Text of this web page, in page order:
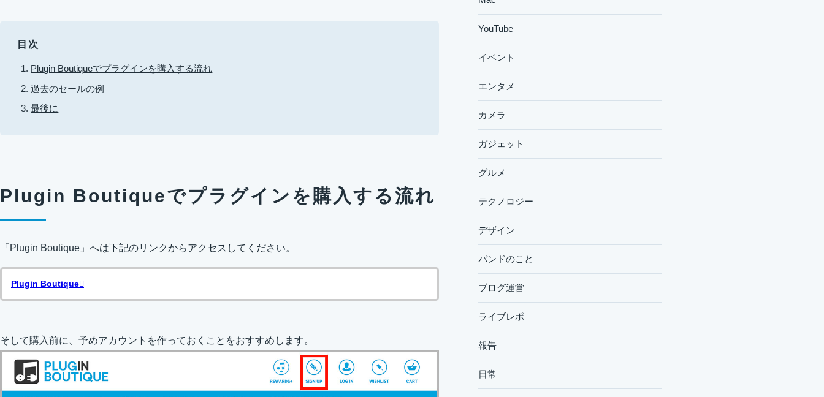
目次
Plugin Boutiqueでプラグインを購入する流れ
過去のセールの例
最後に
Plugin Boutiqueでプラグインを購入する流れ
「Plugin Boutique」へは下記のリンクからアクセスしてください。
Plugin Boutique
そして購入前に、予めアカウントを作っておくことをおすすめします。
YouTube
イベント
エンタメ
カメラ
ガジェット
グルメ
テクノロジー
デザイン
バンドのこと
ブログ運営
ライブレポ
報告
日常